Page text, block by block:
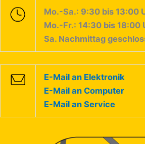
Mo.-Sa.: 9:30 bis 13:00
Mo.-Fr.: 14:30 bis 18:00
Sa. Nachmittag
E-Mail an Elektronik
E-Mail an Computer
E-Mail an Service